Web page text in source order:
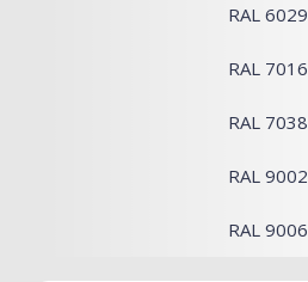
RAL 6029
RAL 7016
RAL 7038
RAL 9002
RAL 9006